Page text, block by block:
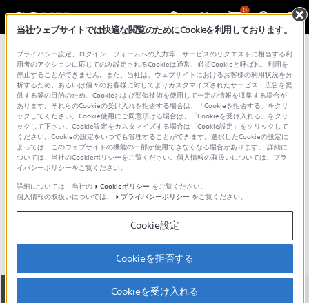
0
総合サポート・お問い合わせ ラベリア&ヘッドセットマイクロホン
ECM-66B
ダウンロード 取扱説明書
当社ウェブサイトでは快適な閲覧のためにCookieを利用しております。
プライバシー設定、ログイン、フォームへの入力等、サービスのリクエストに相当する利
用者のアクションに応じてのみ設定されるCookieは通常、必須Cookieと呼ばれ、利用を
停止することができません。また、当社は、ウェブサイトにおけるお客様の利用状況を分
析するため、あるいは個々のお客様に対してよりカスタマイズされたサービス・広告を提
供する等の目的のため、Cookieおよび類似技術を使用して一定の情報を収集する場合が
あります。それらのCookieの受け入れを拒否する場合は、「Cookieを拒否する」をクリ
ックしてください。Cookie使用にご同意頂ける場合は、「Cookieを受け入れる」をクリ
ックして下さい。Cookie設定をカスタマイズする場合は「Cookie設定」をクリックして
ください。Cookieの設定をいつでも管理することができます。選択したCookieの設定に
よっては、このウェブサイトの機能の一部が使用できなくなる場合があります。 詳細に
ついては、当社のCookieポリシーをご覧ください。個人情報の取扱いについては、プラ
イバシーポリシーをご覧ください。
詳細については、当社の
Cookieポリシー をご覧ください。
個人情報の取扱いについては、
プライバシーポリシー をご覧ください。
Cookie設定
Cookieを拒否する
Cookieを受け入れる